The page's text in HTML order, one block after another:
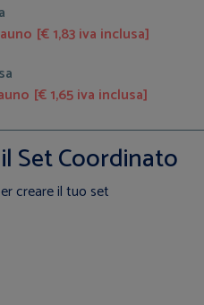
[€ 1,83 iva inclusa]
[€ 1,65 iva inclusa]
Set Coordinato
creare il tuo set